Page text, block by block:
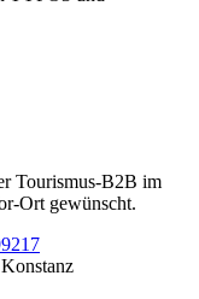
Tourismus-B2B im
Ort gewünscht.